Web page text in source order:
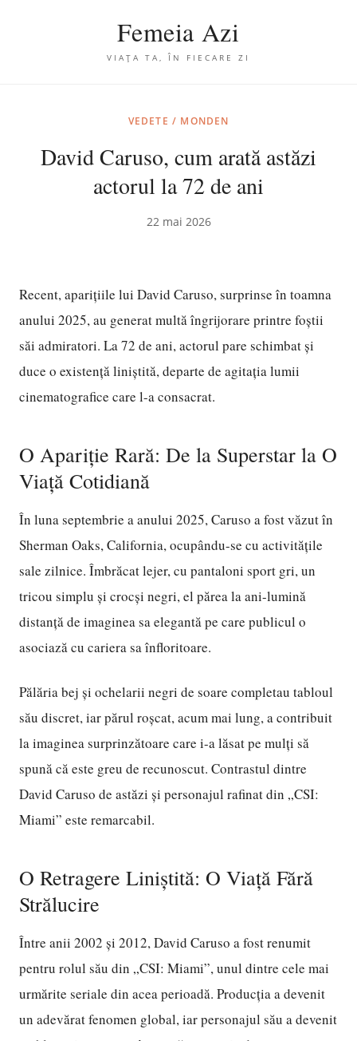
Femeia Azi
VIAȚA TA, ÎN FIECARE ZI
VEDETE / MONDEN
David Caruso, cum arată astăzi
actorul la 72 de ani
22 mai 2026
Recent, aparițiile lui David Caruso, surprinse în toamna
anului 2025, au generat multă îngrijorare printre foștii
săi admiratori. La 72 de ani, actorul pare schimbat și
duce o existență liniștită, departe de agitația lumii
cinematografice care l-a consacrat.
O Apariție Rară: De la Superstar la O
Viață Cotidiană
În luna septembrie a anului 2025, Caruso a fost văzut în
Sherman Oaks, California, ocupându-se cu activitățile
sale zilnice. Îmbrăcat lejer, cu pantaloni sport gri, un
tricou simplu și crocși negri, el părea la ani-lumină
distanță de imaginea sa elegantă pe care publicul o
asociază cu cariera sa înfloritoare.
Pălăria bej și ochelarii negri de soare completau tabloul
său discret, iar părul roșcat, acum mai lung, a contribuit
la imaginea surprinzătoare care i-a lăsat pe mulți să
spună că este greu de recunoscut. Contrastul dintre
David Caruso de astăzi și personajul rafinat din „CSI:
Miami” este remarcabil.
O Retragere Liniștită: O Viață Fără
Strălucire
Între anii 2002 și 2012, David Caruso a fost renumit
pentru rolul său din „CSI: Miami”, unul dintre cele mai
urmărite seriale din acea perioadă. Producția a devenit
un adevărat fenomen global, iar personajul său a devenit